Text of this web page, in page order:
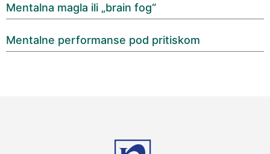
Mentalna magla ili „brain fog“
Mentalne performanse pod pritiskom